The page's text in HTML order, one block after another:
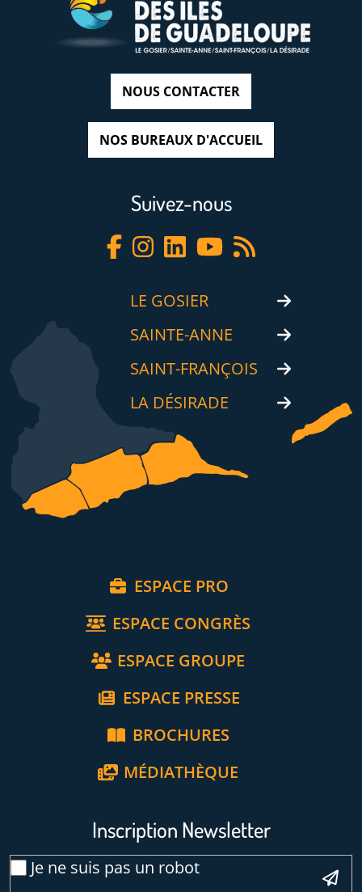
NOUS CONTACTER
NOS BUREAUX D'ACCUEIL
Suivez-nous
LE GOSIER
SAINTE-ANNE
SAINT-FRANÇOIS
LA DÉSIRADE
ESPACE PRO
ESPACE CONGRÈS
ESPACE GROUPE
ESPACE PRESSE
BROCHURES
MÉDIATHÈQUE
Inscription Newsletter
Je ne suis pas un robot